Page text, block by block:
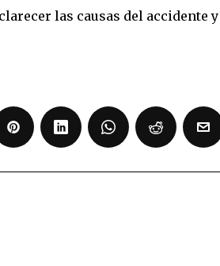
las causas del accidente y